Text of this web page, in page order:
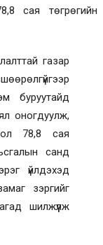
сая төгрөгийн
газар
буруутайд
оногдуулж,
78,8 сая
санд
үйлдэхэд
зэргийг
шилжүүлж